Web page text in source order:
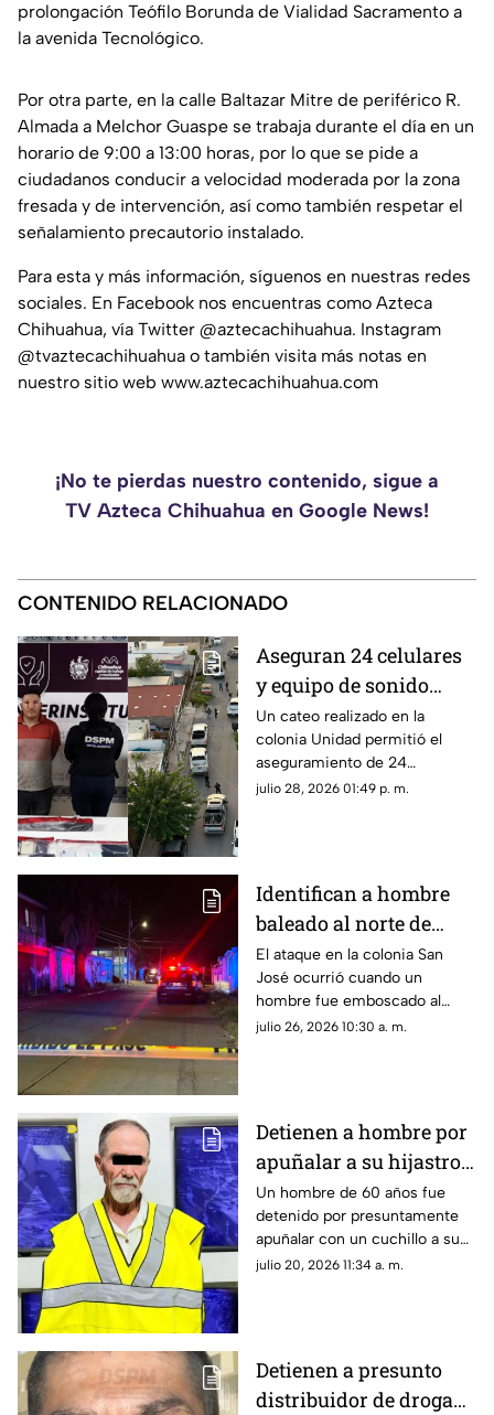
prolongación Teófilo Borunda de Vialidad Sacramento a
la avenida Tecnológico.
Por otra parte, en la calle Baltazar Mitre de periférico R.
Almada a Melchor Guaspe se trabaja durante el día en un
horario de 9:00 a 13:00 horas, por lo que se pide a
ciudadanos conducir a velocidad moderada por la zona
fresada y de intervención, así como también respetar el
señalamiento precautorio instalado.
Para esta y más información, síguenos en nuestras redes
sociales. En Facebook nos encuentras como Azteca
Chihuahua, vía Twitter @aztecachihuahua. Instagram
@tvaztecachihuahua o también visita más notas en
nuestro sitio web www.aztecachihuahua.com
¡No te pierdas nuestro contenido, sigue a
TV Azteca Chihuahua en Google News!
CONTENIDO RELACIONADO
Aseguran 24 celulares
y equipo de sonido
durante cateo en
Chihuahua capital
Un cateo realizado en la
colonia Unidad permitió el
aseguramiento de 24
teléfonos celulares y un equipo
julio 28, 2026 01:49 p. m.
Identifican a hombre
baleado al norte de
Chihuahua capital; así
lo emboscaron
El ataque en la colonia San
José ocurrió cuando un
hombre fue emboscado al
exterior de un presunto
julio 26, 2026 10:30 a. m.
Detienen a hombre por
apuñalar a su hijastro e
incendiar vivienda en
Ciudad Juárez
Un hombre de 60 años fue
detenido por presuntamente
apuñalar con un cuchillo a su
hijastro e incendiar un colchón
julio 20, 2026 11:34 a. m.
Detienen a presunto
distribuidor de droga